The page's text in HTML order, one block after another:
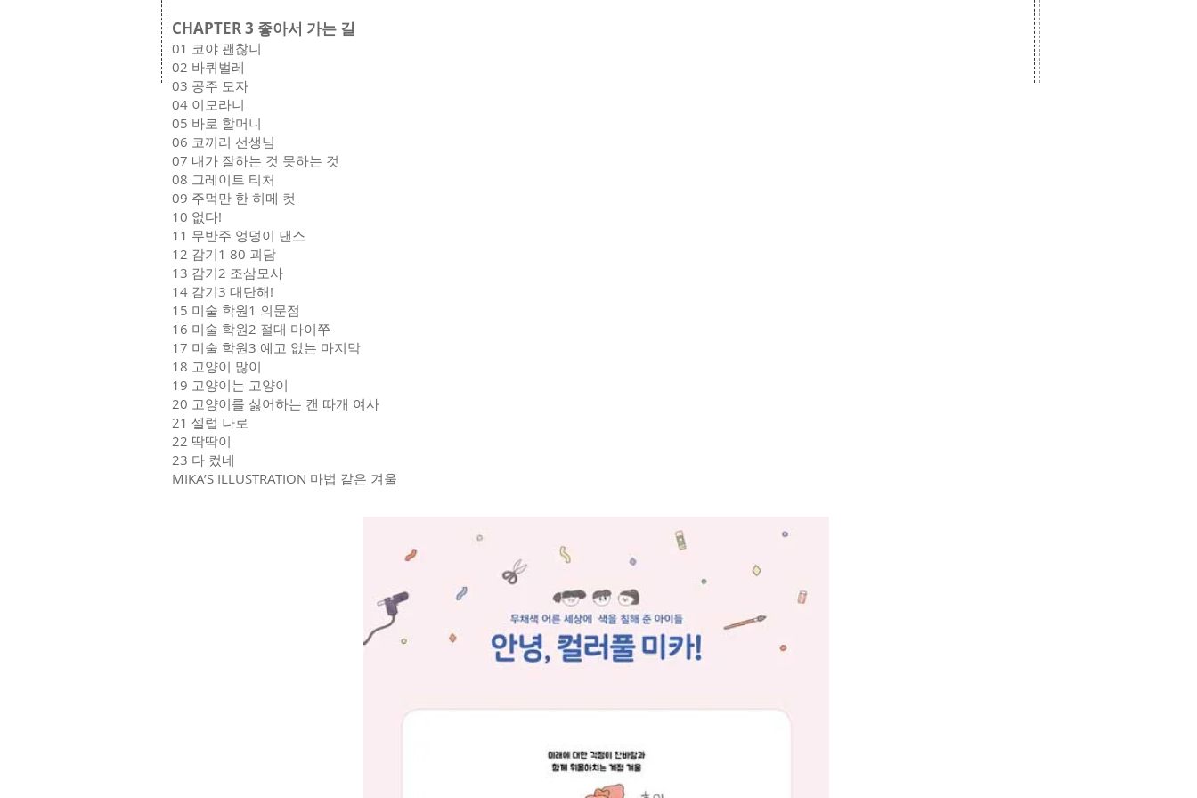
CHAPTER 3 좋아서 가는 길
01 코야 괜찮니
02 바퀴벌레
03 공주 모자
04 이모라니
05 바로 할머니
06 코끼리 선생님
07 내가 잘하는 것 못하는 것
08 그레이트 티처
09 주먹만 한 히메 컷
10 없다!
11 무반주 엉덩이 댄스
12 감기1 80 괴담
13 감기2 조삼모사
14 감기3 대단해!
15 미술 학원1 의문점
16 미술 학원2 절대 마이쭈
17 미술 학원3 예고 없는 마지막
18 고양이 많이
19 고양이는 고양이
20 고양이를 싫어하는 캔 따개 여사
21 셀럽 나로
22 딱딱이
23 다 컸네
MIKA’S ILLUSTRATION 마법 같은 겨울